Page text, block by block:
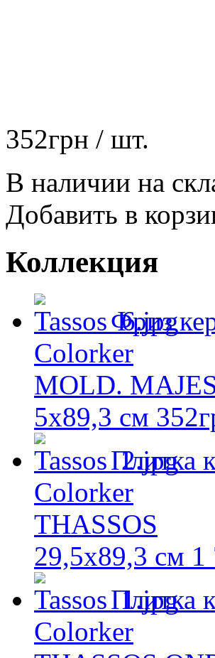
352грн / шт.
В наличии на
Добавить в
Коллекция
Фриз
Colorker
MOLD.
5x89,3 см 352
Плитка
Colorker
THASSOS
29,5х89,3 см 1
Плитка
Colorker